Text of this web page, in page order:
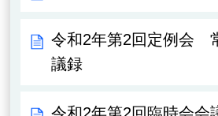
令和2年第2回定例会
議録
令和2年第2回臨時会会